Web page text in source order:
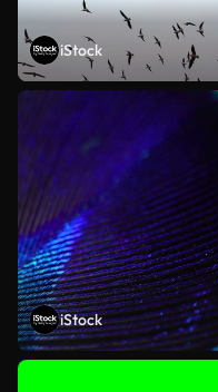
iStock
iStock